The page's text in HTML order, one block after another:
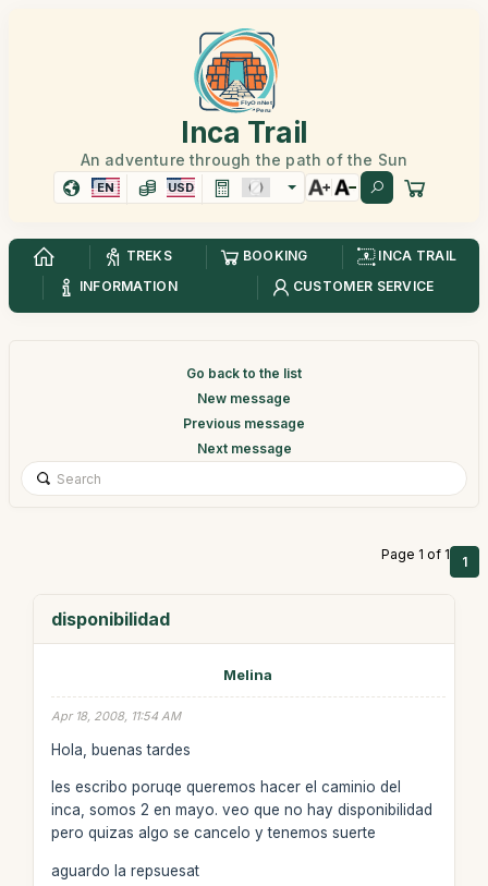
Inca Trail
An adventure through the path of the Sun
EN USD
TREKS BOOKING
INCA TRAIL
INFORMATION
CUSTOMER SERVICE
Go back to the list
New message
Previous message
Next message
Page 1 of 1 1
disponibilidad
Melina
Apr 18, 2008, 11:54 AM
Hola, buenas tardes
les escribo poruqe queremos hacer el caminio del
inca, somos 2 en mayo. veo que no hay disponibilidad
pero quizas algo se cancelo y tenemos suerte
aguardo la repsuesat